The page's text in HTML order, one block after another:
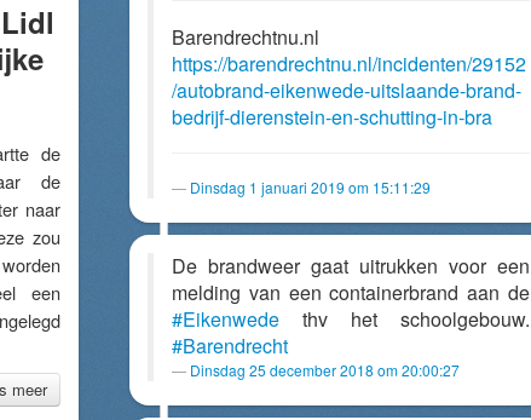
de
de
naar
zou
een
meer
Barendrechtnu.nl
https://barendrechtnu.nl/incidenten/29152
/autobrand-eikenwede-uitslaande-brand-
bedrijf-dierenstein-en-schutting-in-bra
Dinsdag 1 januari 2019 om 15:11:29
De brandweer gaat uitrukken voor een
melding van een containerbrand aan de
#Eikenwede thv het schoolgebouw.
#Barendrecht
Dinsdag 25 december 2018 om 20:00:27